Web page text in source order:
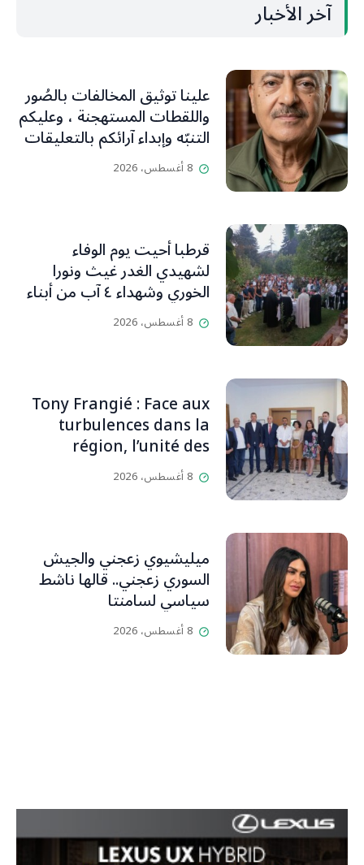
آخر الأخبار
علينا توثيق المخالفات بالصُور
واللقطات المستهجنة ، وعليكم
التنبّه وإبداء آرائكم بالتعليقات
(جورج صبّاغ)
8 أغسطس، 2026
قرطبا أحيت يوم الوفاء
لشهيدي الغدر غيث ونورا
الخوري وشهداء ٤ آب من أبناء
البلدة.. كارين الخوري افرام: لقد
كان بيتنا، بوجود والدي، ينبض
إقفاله لكنه لم يستطع لأنه
بيت رسالة وتاريخ وإيمان وقيم
مستمرة (صور وVideo)
8 أغسطس، 2026
Tony Frangié : Face aux
turbulences dans la
région, l’unité des
Libanais est primordiale
L’OLJ / Par Scarlett
8 أغسطس، 2026
ميليشيوي زعجني والجيش
السوري زعجني.. قالها ناشط
سياسي لسامنتا
8 أغسطس، 2026